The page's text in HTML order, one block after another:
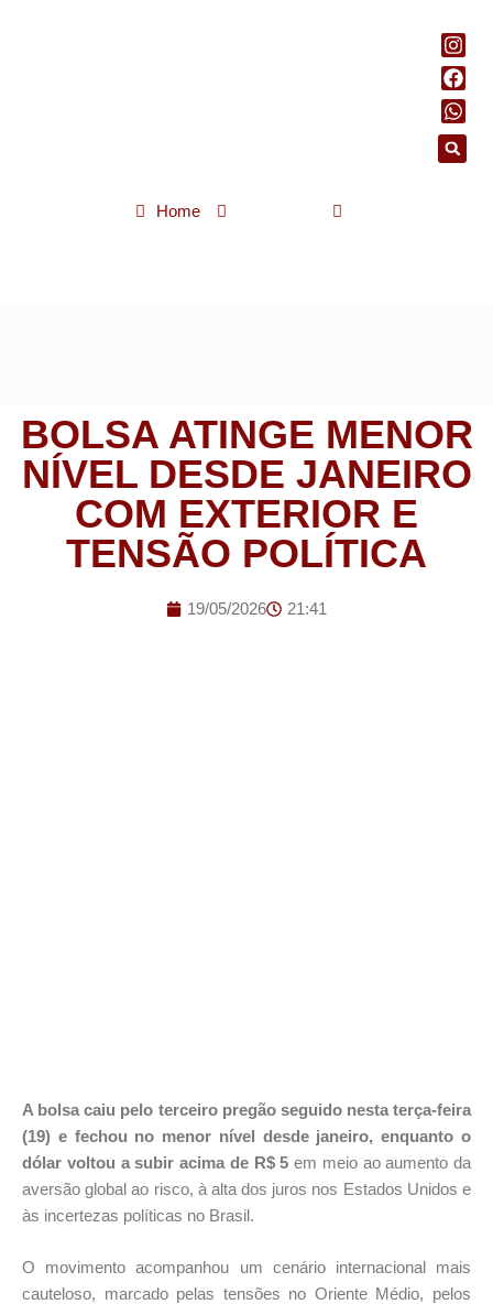
Home
BOLSA ATINGE MENOR
NÍVEL DESDE JANEIRO
COM EXTERIOR E
TENSÃO POLÍTICA
19/05/2026 21:41
A bolsa caiu pelo terceiro pregão seguido nesta terça-feira
(19) e fechou no menor nível desde janeiro, enquanto o
dólar voltou a subir acima de R$ 5 em meio ao aumento da
aversão global ao risco, à alta dos juros nos Estados Unidos e
às incertezas políticas no Brasil.
O movimento acompanhou um cenário internacional mais
cauteloso, marcado pelas tensões no Oriente Médio, pelos